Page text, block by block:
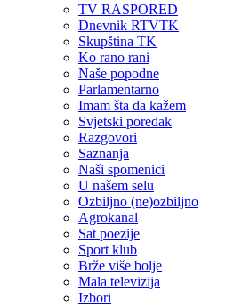
TV RASPORED
Dnevnik RTVTK
Skupština TK
Ko rano rani
Naše popodne
Parlamentarno
Imam šta da kažem
Svjetski poredak
Razgovori
Saznanja
Naši spomenici
U našem selu
Ozbiljno (ne)ozbiljno
Agrokanal
Sat poezije
Sport klub
Brže više bolje
Mala televizija
Izbori